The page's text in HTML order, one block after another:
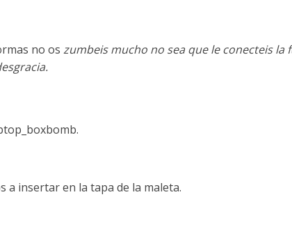
no os zumbeis mucho no sea que le conecteis la
a insertar en la tapa de la maleta.